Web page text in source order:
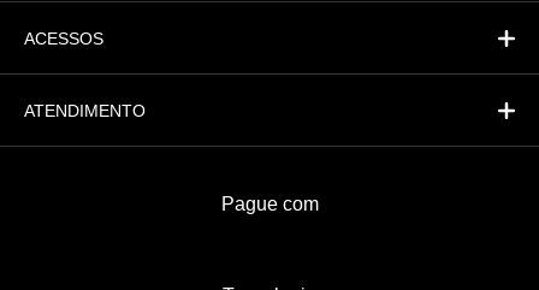
ACESSOS
ATENDIMENTO
Pague com